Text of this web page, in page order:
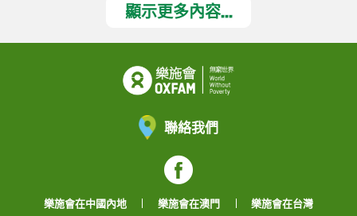
顯示更多內容...
聯絡我們
Facebook
樂施會在中國內地 樂施會在澳門
樂施會在台灣